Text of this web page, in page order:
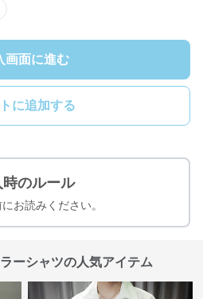
画面に進む
に追加する
時のルール
お読みください。
ーシャツの人気アイテム